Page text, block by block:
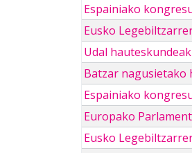
Espainiako
Eusko
Udal
Batzar nagusietako
Espainiako
Europako
Eusko